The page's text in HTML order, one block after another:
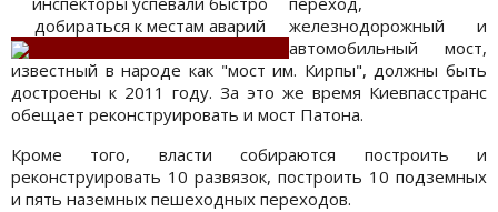
добираться к местам аварий
железнодорожный и
автомобильный мост,
известный в народе как "мост им. Кирпы", должны быть
достроены к 2011 году. За это же время Киевпасстранс
обещает реконструировать и мост Патона.
Кроме того, власти собираются построить и
реконструировать 10 развязок, построить 10 подземных
и пять наземных пешеходных переходов.